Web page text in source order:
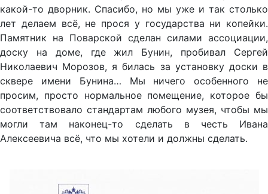
какой-то дворник. Спасибо, но мы уже и так столько
лет делаем всё, не прося у государства ни копейки.
Памятник на Поварской сделан силами ассоциации,
доску на доме, где жил Бунин, пробивал Сергей
Николаевич Морозов, я билась за установку доски в
сквере имени Бунина… Мы ничего особенного не
просим, просто нормальное помещение, которое бы
соответствовало стандартам любого музея, чтобы мы
могли там наконец-то сделать в честь Ивана
Алексеевича всё, что мы хотели и должны сделать.